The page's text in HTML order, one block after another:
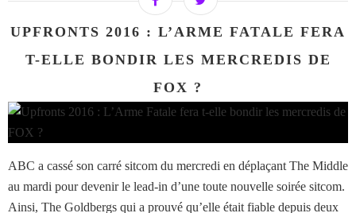
UPFRONTS 2016 : L’ARME FATALE FERA
T-ELLE BONDIR LES MERCREDIS DE
FOX ?
ABC a cassé son carré sitcom du mercredi en déplaçant The Middle
au mardi pour devenir le lead-in d’une toute nouvelle soirée sitcom.
Ainsi, The Goldbergs qui a prouvé qu’elle était fiable depuis deux